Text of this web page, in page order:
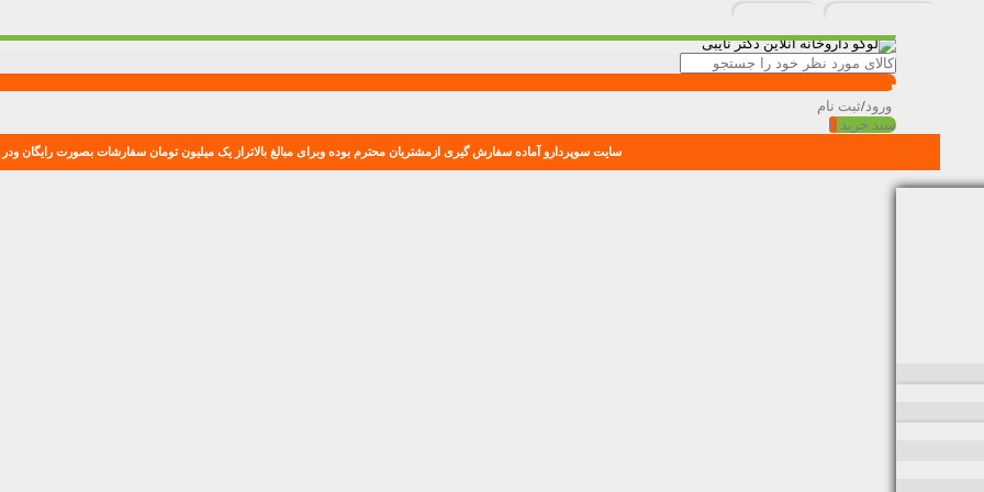
ورود/ثبت نام
سبد خرید 0
سایت سوپردارو آماده سفارش گیری ازمشتریان محترم بوده وبرای مبالغ بالاتراز یک میلیون تومان سفارشات بصورت رایگان